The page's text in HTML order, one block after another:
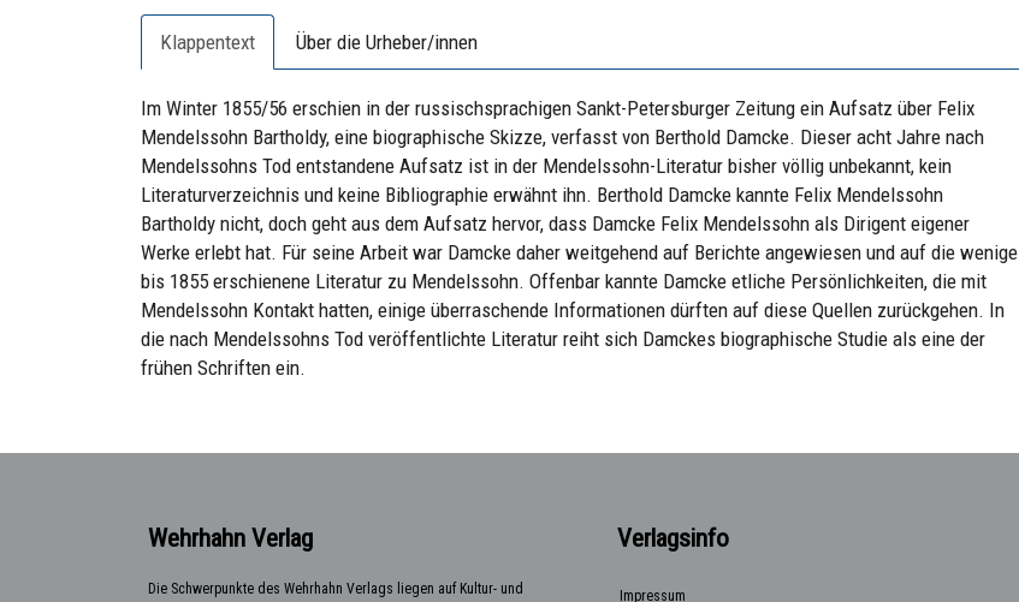
Klappentext Über die Urheber/innen
Im Winter 1855/56 erschien in der russischsprachigen Sankt-Petersburger Zeitung ein Aufsatz über Felix
Mendelssohn Bartholdy, eine biographische Skizze, verfasst von Berthold Damcke. Dieser acht Jahre nach
Mendelssohns Tod entstandene Aufsatz ist in der Mendelssohn-Literatur bisher völlig unbekannt, kein
Literaturverzeichnis und keine Bibliographie erwähnt ihn. Berthold Damcke kannte Felix Mendelssohn
Bartholdy nicht, doch geht aus dem Aufsatz hervor, dass Damcke Felix Mendelssohn als Dirigent eigener
Werke erlebt hat. Für seine Arbeit war Damcke daher weitgehend auf Berichte angewiesen und auf die wenige
bis 1855 erschienene Literatur zu Mendelssohn. Offenbar kannte Damcke etliche Persönlichkeiten, die mit
Mendelssohn Kontakt hatten, einige überraschende Informationen dürften auf diese Quellen zurückgehen. In
die nach Mendelssohns Tod veröffentlichte Literatur reiht sich Damckes biographische Studie als eine der
frühen Schriften ein.
Wehrhahn Verlag
Die Schwerpunkte des Wehrhahn Verlags liegen auf Kultur- und
Verlagsinfo
Impressum